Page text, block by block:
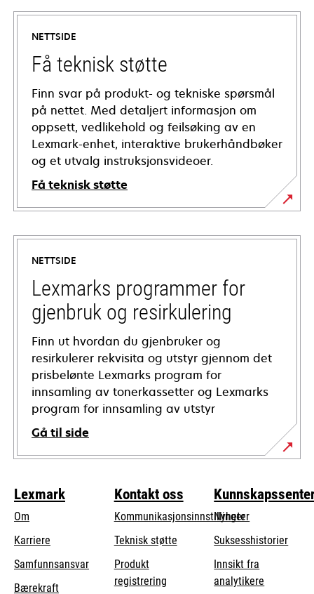
NETTSIDE
Få teknisk støtte
Finn svar på produkt- og tekniske spørsmål
på nettet. Med detaljert informasjon om
oppsett, vedlikehold og feilsøking av en
Lexmark-enhet, interaktive brukerhåndbøker
og et utvalg instruksjonsvideoer.
Få teknisk støtte
opens
in
new
tab
NETTSIDE
Lexmarks programmer for
gjenbruk og resirkulering
Finn ut hvordan du gjenbruker og
resirkulerer rekvisita og utstyr gjennom det
prisbelønte Lexmarks program for
innsamling av tonerkassetter og Lexmarks
program for innsamling av utstyr
Gå til side
Lexmark
Om
Karriere
Samfunnsansvaropens
Bærekraft
Kontakt oss
Kommunikasjonsinnstillinger
Teknisk støtteopens
Produkt
registrering
Nyheter
Suksesshistorier
Innsikt fra
analytikere